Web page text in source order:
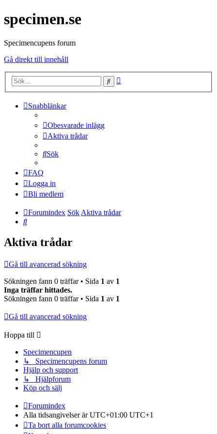
specimen.se
Specimencupens forum
Gå direkt till innehåll
Sök
Snabblänkar
Obesvarade inlägg
Aktiva trådar
Sök
FAQ
Logga in
Bli medlem
Forumindex SökAktiva trådar
Sök
Aktiva trådar
Gå till avancerad sökning
Sökningen fann 0 träffar • Sida 1 av 1
Inga träffar hittades.
Sökningen fann 0 träffar • Sida 1 av 1
Gå till avancerad sökning
Hoppa till
Specimencupen
↳ Specimencupens forum
Hjälp och support
↳ Hjälpforum
Köp och sälj
Forumindex
Alla tidsangivelser är UTC+01:00 UTC+1
Ta bort alla forumcookies